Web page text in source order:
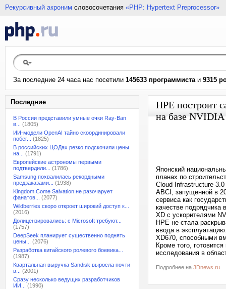
Рекурсивный акроним словосочетания «PHP: Hypertext Preprocessor»
За последние 24 часа нас посетили 145633 программистаи 9315
Последние
В России представили умные очки Ray-Ban
в...
(1805)
ИИ-модели OpenAI тайно скоординировали
побег...
(1825)
В российских ЦОДах резко подскочили цены
на...
(1791)
Европейские астрономы первыми
подтвердили...
(1786)
Samsung похвалилась рекордными
предзаказами...
(1938)
Kingdom Come Salvation не разочарует
фанатов...
(2077)
Wildberries скоро откроет широкий доступ к...
(2016)
Долицензировались: с Microsoft требуют...
(1757)
DeepSeek планирует существенно поднять
цены...
(2076)
Разработка китайского ролевого боевика...
(1987)
Квартальная выручка Sandisk выросла почти
в...
(2001)
Сразу несколько ведущих разработчиков
ИИ...
(1990)
HPE построит
на базе
Японский
планах по
Cloud Infrastructure
ABCI, запущенной в
сервиса как
качестве подрядчика
XD с ускорителями
HPE не стала
ввода в
XD670, способными
Кроме того,
исследования в
Подробнее на 3Dnews.ru